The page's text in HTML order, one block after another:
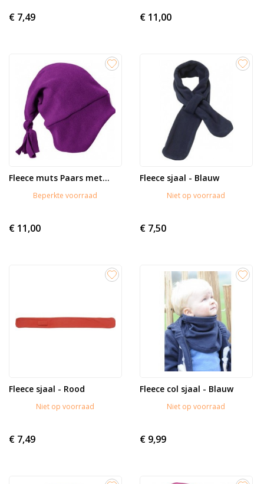
€ 7,49 € 11,00
Fleece muts Paars met...
Beperkte voorraad
€ 11,00
Fleece sjaal - Blauw
Niet op voorraad
€ 7,50
Fleece sjaal - Rood
Niet op voorraad
€ 7,49
Fleece col sjaal - Blauw
Niet op voorraad
€ 9,99